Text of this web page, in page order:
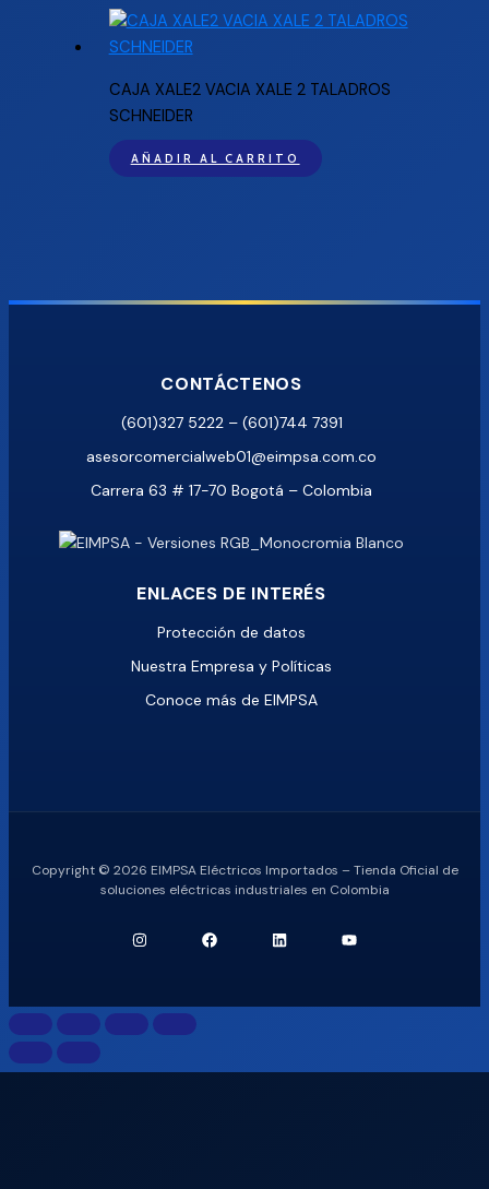
CAJA XALE2 VACIA XALE 2 TALADROS
SCHNEIDER
AÑADIR AL CARRITO
CONTÁCTENOS
(601)327 5222 – (601)744 7391
asesorcomercialweb01@eimpsa.com.co
Carrera 63 # 17-70 Bogotá – Colombia
ENLACES DE INTERÉS
Protección de datos
Nuestra Empresa y Políticas
Conoce más de EIMPSA
Copyright © 2026 EIMPSA Eléctricos Importados – Tienda Oficial de
soluciones eléctricas industriales en Colombia